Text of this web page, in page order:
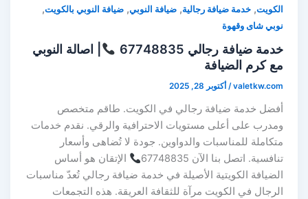
الكويت,خدمة ضيافة رجالية,ضيافة النوبي,ضيافة النوبي بالكويت,
نوبي شاى وقهوة
خدمة ضيافة رجالي 67748835
| اصالة النوبي
مع كرم الضيافة
valetkw.com
/أكتوبر 28, 2025
أفضل خدمة ضيافة رجالي في الكويت. طاقم متخصص
ومدرب على أعلى مستويات الاحترافية والرقي. نقدم خدمات
متكاملة للمناسبات والدواوين. جودة لا تُضاهى وأسعار
تنافسية. اتصل بنا الآن 67748835
الإتقان هو أساس
الضيافة الكويتية الأصيلة في خدمة ضيافة رجالي تُعدّ مناسبات
الرجال في الكويت مرآة للثقافة العريقة. هذه التجمعات